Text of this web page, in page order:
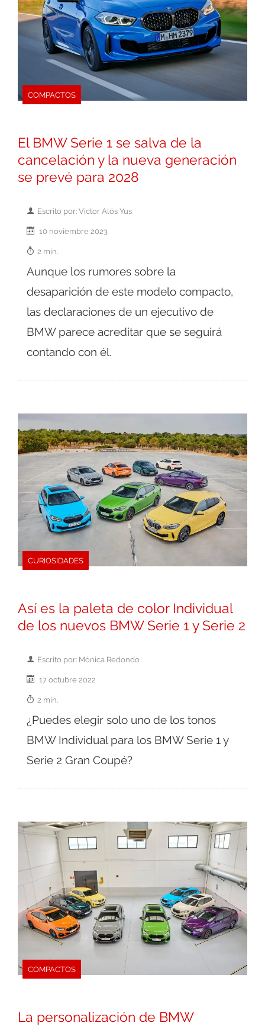
COMPACTOS
El BMW Serie 1 se salva de la
cancelación y la nueva generación
se prevé para 2028
Escrito por: Victor Alós Yus
10 noviembre 2023
2 min.
Aunque los rumores sobre la
desaparición de este modelo compacto,
las declaraciones de un ejecutivo de
BMW parece acreditar que se seguirá
contando con él.
CURIOSIDADES
Así es la paleta de color Individual
de los nuevos BMW Serie 1 y Serie 2
Escrito por: Mónica Redondo
17 octubre 2022
2 min.
¿Puedes elegir solo uno de los tonos
BMW Individual para los BMW Serie 1 y
Serie 2 Gran Coupé?
COMPACTOS
La personalización de BMW